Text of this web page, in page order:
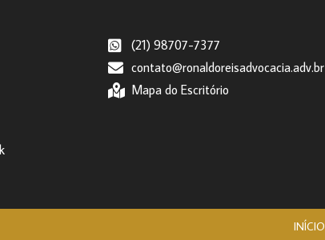
(21) 98707-7377
contato@ronaldoreisadvocacia.adv.br
Mapa do Escritório
INÍCIO